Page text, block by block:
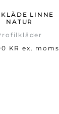
LINNE
NATUR
KR ex. moms